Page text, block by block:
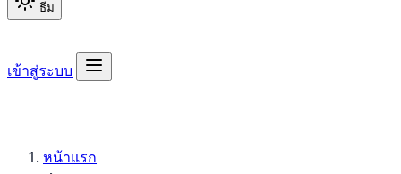
ธีม
เข้าสู่ระบบ
หน้าแรก